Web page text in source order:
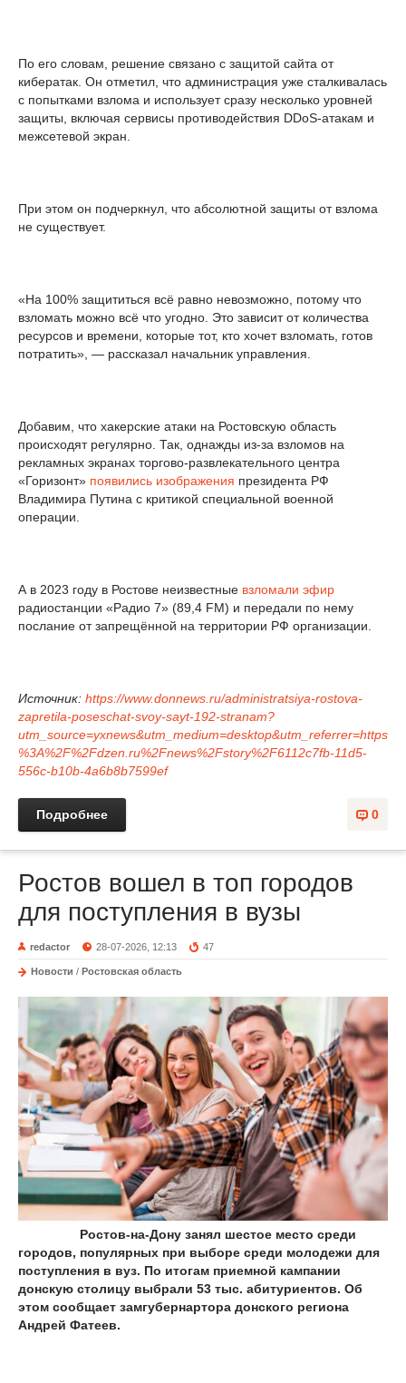
По его словам, решение связано с защитой сайта от
кибератак. Он отметил, что администрация уже сталкивалась
с попытками взлома и использует сразу несколько уровней
защиты, включая сервисы противодействия DDoS-атакам и
межсетевой экран.
При этом он подчеркнул, что абсолютной защиты от взлома
не существует.
«На 100% защититься всё равно невозможно, потому что
взломать можно всё что угодно. Это зависит от количества
ресурсов и времени, которые тот, кто хочет взломать, готов
потратить», — рассказал начальник управления.
Добавим, что хакерские атаки на Ростовскую область
происходят регулярно. Так, однажды из-за взломов на
рекламных экранах торгово-развлекательного центра
«Горизонт» появились изображения президента РФ
Владимира Путина с критикой специальной военной
операции.
А в 2023 году в Ростове неизвестные взломали эфир
радиостанции «Радио 7» (89,4 FM) и передали по нему
послание от запрещённой на территории РФ организации.
Источник: https://www.donnews.ru/administratsiya-rostova-
zapretila-poseschat-svoy-sayt-192-stranam?
utm_source=yxnews&utm_medium=desktop&utm_referrer=https
%3A%2F%2Fdzen.ru%2Fnews%2Fstory%2F6112c7fb-11d5-
556c-b10b-4a6b8b7599ef
0
Подробнее
Ростов вошел в топ городов
для поступления в вузы
redactor 28-07-2026, 12:13 47
Новости / Ростовская область
Ростов-на-Дону занял шестое место среди
городов, популярных при выборе среди молодежи для
поступления в вуз. По итогам приемной кампании
донскую столицу выбрали 53 тыс. абитуриентов. Об
этом сообщает замгубернартора донского региона
Андрей Фатеев.